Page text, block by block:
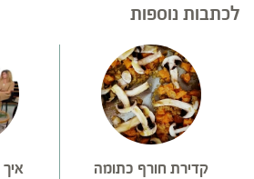
לכתבות נוספות
קדירת חורף כתומה